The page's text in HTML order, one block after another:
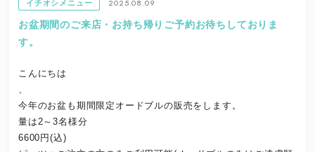
イチオシメニュー
2025.08.09
お盆期間のご来店・お持ち帰りご予約お待ちしておりま
す。
こんにちは
今年のお盆も期間限定オードブルの販売をします。
量は2～3名様分
6600円(込)